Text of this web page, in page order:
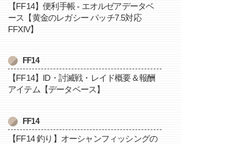
【FF14】便利手帳 - エオルゼアデータベ
ース【黄金のレガシー パッチ7.5対応
FFXIV】
FF14
【FF14】ID・討滅戦・レイド概要＆報酬
アイテム【データベース】
FF14
【FF14 釣り】オーシャンフィッシングの